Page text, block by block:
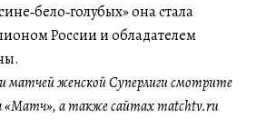
она стала
России и обладателем
матчей женской Суперлиги смотрите
«Матч», а также сайтах matchtv.ru